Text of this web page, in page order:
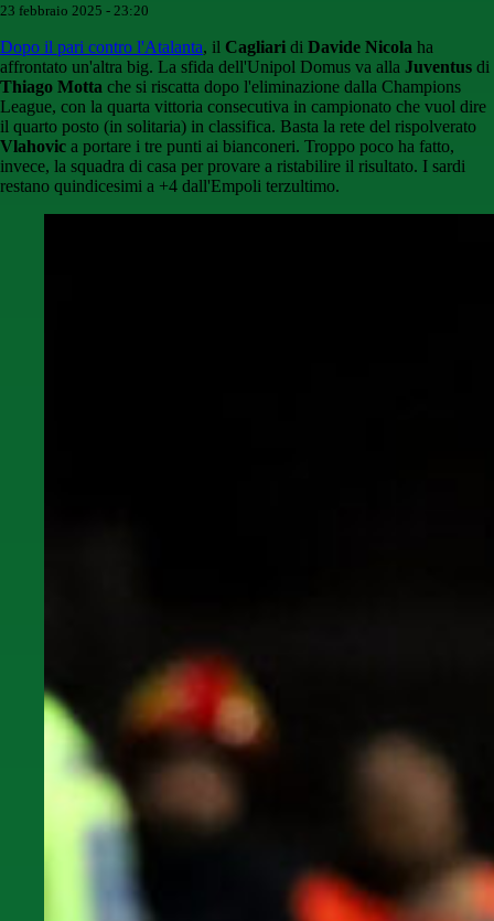
23 febbraio 2025 - 23:20
Dopo il pari contro l'Atalanta, il Cagliari di Davide Nicola ha
affrontato un'altra big. La sfida dell'Unipol Domus va alla Juventus di
Thiago Motta che si riscatta dopo l'eliminazione dalla Champions
League, con la quarta vittoria consecutiva in campionato che vuol dire
il quarto posto (in solitaria) in classifica. Basta la rete del rispolverato
Vlahovic a portare i tre punti ai bianconeri. Troppo poco ha fatto,
invece, la squadra di casa per provare a ristabilire il risultato. I sardi
restano quindicesimi a +4 dall'Empoli terzultimo.